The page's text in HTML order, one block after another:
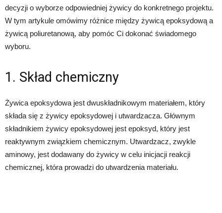
decyzji o wyborze odpowiedniej żywicy do konkretnego projektu.
W tym artykule omówimy różnice między żywicą epoksydową a
żywicą poliuretanową, aby pomóc Ci dokonać świadomego
wyboru.
1. Skład chemiczny
Żywica epoksydowa jest dwuskładnikowym materiałem, który
składa się z żywicy epoksydowej i utwardzacza. Głównym
składnikiem żywicy epoksydowej jest epoksyd, który jest
reaktywnym związkiem chemicznym. Utwardzacz, zwykle
aminowy, jest dodawany do żywicy w celu inicjacji reakcji
chemicznej, która prowadzi do utwardzenia materiału.